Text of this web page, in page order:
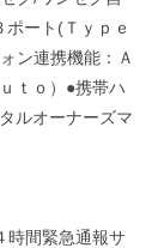
ート(Ｔｙｐｅ
ン連携機能：Ａ
ｔｏ）●携帯ハ
ルオーナーズマ
時間緊急通報サ